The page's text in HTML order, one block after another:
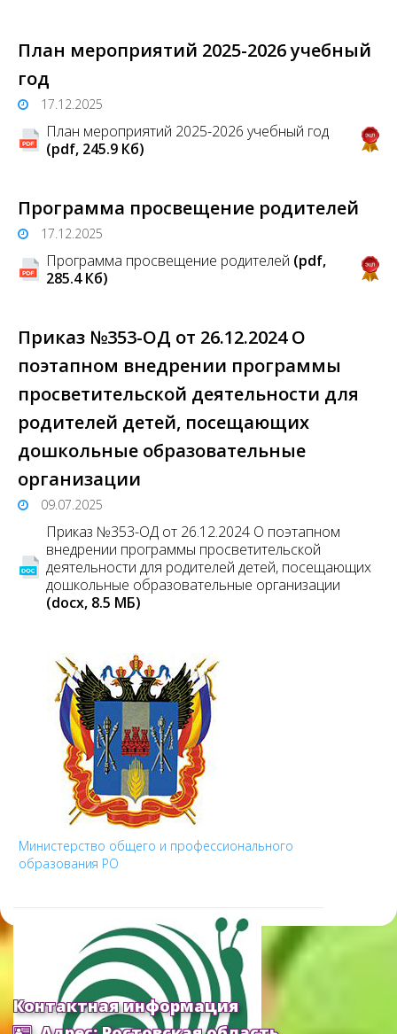
План мероприятий 2025-2026 учебный
год
17.12.2025
План мероприятий 2025-2026 учебный год
(pdf, 245.9 Кб)
Программа просвещение родителей
17.12.2025
Программа просвещение родителей (pdf,
285.4 Кб)
Приказ №353-ОД от 26.12.2024 О
поэтапном внедрении программы
просветительской деятельности для
родителей детей, посещающих
дошкольные образовательные
организации
09.07.2025
Приказ №353-ОД от 26.12.2024 О поэтапном
внедрении программы просветительской
деятельности для родителей детей, посещающих
дошкольные образовательные организации
(docx, 8.5 MБ)
Министерство общего и профессионального
образования РО
Контактная информация